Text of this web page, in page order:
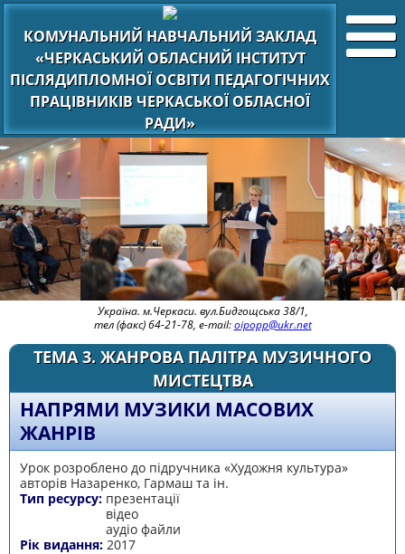
КОМУНАЛЬНИЙ НАВЧАЛЬНИЙ ЗАКЛАД
«ЧЕРКАСЬКИЙ ОБЛАСНИЙ ІНСТИТУТ
ПІСЛЯДИПЛОМНОЇ ОСВІТИ ПЕДАГОГІЧНИХ
ПРАЦІВНИКІВ ЧЕРКАСЬКОЇ ОБЛАСНОЇ
РАДИ»
Україна. м.Черкаси. вул.Бидгощська 38/1,
тел (факс) 64-21-78, e-mail:oipopp@ukr.net
ТЕМА 3. ЖАНРОВА ПАЛІТРА МУЗИЧНОГО
МИСТЕЦТВА
НАПРЯМИ МУЗИКИ МАСОВИХ
ЖАНРІВ
Урок розроблено до підручника «Художня культура»
авторів Назаренко, Гармаш та ін.
Тип ресурсу: презентації
відео
аудіо файли
Рік видання: 2017